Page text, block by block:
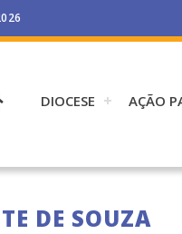
DIOCESE AÇÃO
DE SOUZA